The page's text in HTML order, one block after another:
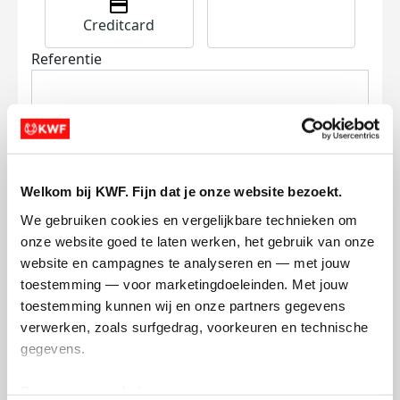
Welkom bij KWF. Fijn dat je onze website bezoekt.
We gebruiken cookies en vergelijkbare technieken om
onze website goed te laten werken, het gebruik van onze
website en campagnes te analyseren en — met jouw
toestemming — voor marketingdoeleinden. Met jouw
toestemming kunnen wij en onze partners gegevens
verwerken, zoals surfgedrag, voorkeuren en technische
gegevens.
Creditcard
Referentie
Ik wil bijdragen aan de transactiekosten
en betaal €0.75 extra.
Doneer nu
Opgehaald Streefbedrag